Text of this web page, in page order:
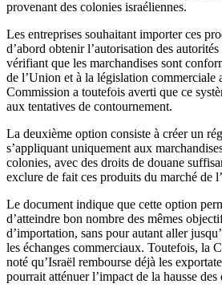
provenant des colonies israéliennes.
Les entreprises souhaitant importer ces
d’abord obtenir l’autorisation des
vérifiant que les marchandises sont
de l’Union et à la législation commerciale
Commission a toutefois averti que ce
aux tentatives de contournement.
La deuxième option consiste à créer un
s’appliquant uniquement aux
colonies, avec des droits de douane
exclure de fait ces produits du marché de
Le document indique que cette option
d’atteindre bon nombre des mêmes
d’importation, sans pour autant aller
les échanges commerciaux. Toutefois, la
noté qu’Israël rembourse déjà les
pourrait atténuer l’impact de la hausse